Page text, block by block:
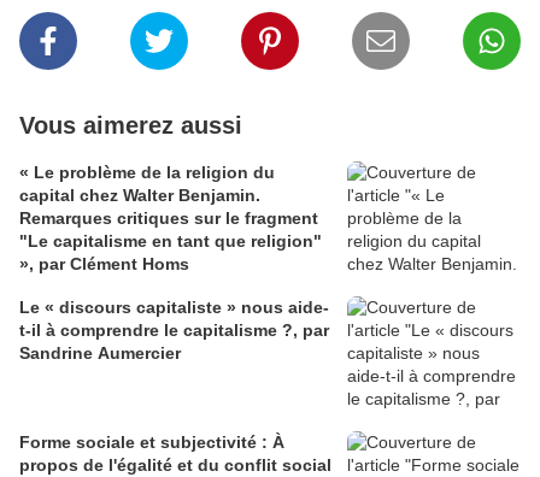
Vous aimerez aussi
« Le problème de la religion du
capital chez Walter Benjamin.
Remarques critiques sur le fragment
"Le capitalisme en tant que religion"
», par Clément Homs
Le « discours capitaliste » nous aide-
t-il à comprendre le capitalisme ?, par
Sandrine Aumercier
Forme sociale et subjectivité : À
propos de l'égalité et du conflit social